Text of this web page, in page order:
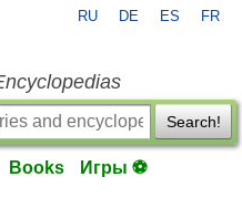
RU DE ES FR
Search!
Books Игры ⚽